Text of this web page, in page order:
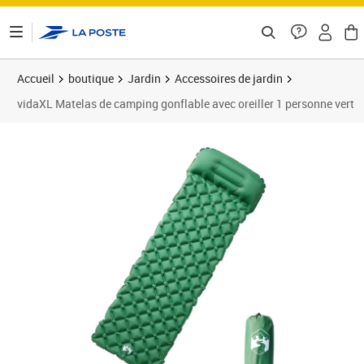
Accueil boutique Jardin
Accessoires de jardin
vidaXL Matelas de camping gonflable avec oreiller 1 personne vert